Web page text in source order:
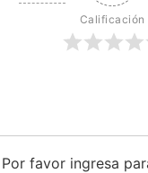
Calificación
Por favor ingresa